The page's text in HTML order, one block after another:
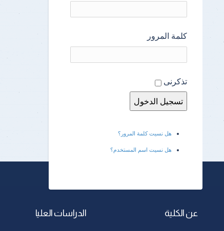
كلمة المرور
تذكرنى
هل نسيت كلمة المرور؟
هل نسيت اسم المستخدم؟
عن الكلية الدراسات العليا